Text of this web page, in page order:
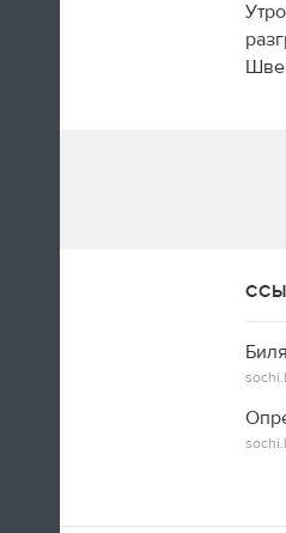
церемонию закрытия!
лучшая церемония за
ОИ! Главное, не
а нереально